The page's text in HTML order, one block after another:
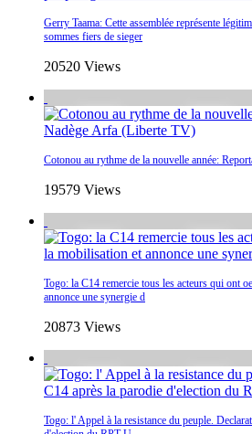
Gerry Taama: Cette assemblée représente
sommes fiers de sieger
20520 Views
Cotonou au rythme de la nouvelle année:
19579 Views
Togo: la C14 remercie tous les acteurs qui ont
annonce une synergie d
20873 Views
Togo: l' Appel à la resistance du peuple.